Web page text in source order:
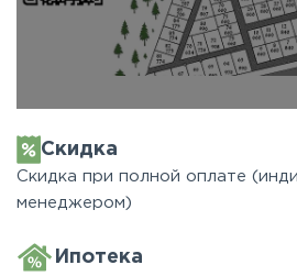
Скидка
Скидка при полной оплате
менеджером)
Ипотека